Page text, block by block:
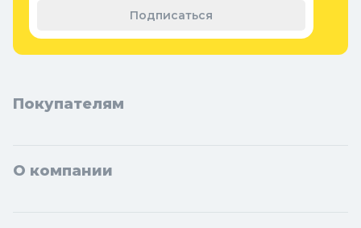
Подписаться
Покупателям
О компании